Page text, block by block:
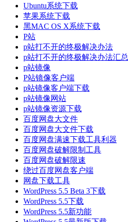
Ubuntu系统下载
苹果系统下载
黑MAC OS X系统下载
P站
p站打不开的终极解决办法
p站打不开的终极解决办法汇总
p站镜像
P站镜像客户端
p站镜像客户端下载
p站镜像网站
p站镜像资源下载
百度网盘大文件
百度网盘大文件下载
百度网盘满速下载工具利器
百度网盘破解限制工具
百度网盘破解限速
绕过百度网盘客户端
网盘下载工具
WordPress 5.5 Beta 3下载
WordPress 5.5下载
WordPress 5.5新功能